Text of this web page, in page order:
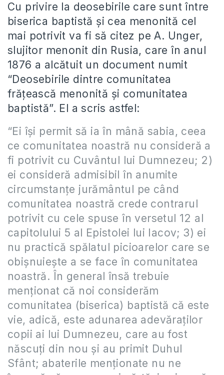
Cu privire la deosebirile care sunt între
biserica baptistă și cea menonită cel
mai potrivit va fi să citez pe A. Unger,
slujitor menonit din Rusia, care în anul
1876 a alcătuit un document numit
“Deosebirile dintre comunitatea
frățească menonită și comunitatea
baptistă”. El a scris astfel:
“Ei își permit să ia în mână sabia, ceea
ce comunitatea noastră nu consideră a
fi potrivit cu Cuvântul lui Dumnezeu; 2)
ei consideră admisibil în anumite
circumstanțe jurământul pe când
comunitatea noastră crede contrarul
potrivit cu cele spuse în versetul 12 al
capitolului 5 al Epistolei lui Iacov; 3) ei
nu practică spălatul picioarelor care se
obișnuiește a se face în comunitatea
noastră. În general însă trebuie
menționat că noi considerăm
comunitatea (biserica) baptistă că este
vie, adică, este adunarea adevăraților
copii ai lui Dumnezeu, care au fost
născuți din nou și au primit Duhul
Sfânt; abaterile menționate nu ne